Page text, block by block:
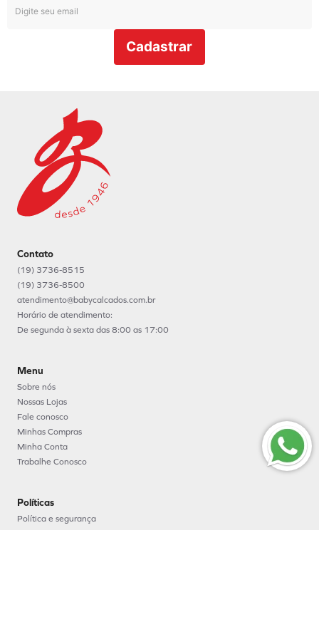
Cadastrar
Contato
(19) 3736-8515
(19) 3736-8500
atendimento@babycalcados.com.br
Horário de atendimento:
De segunda à sexta das 8:00 as 17:00
Menu
Sobre nós
Nossas Lojas
Fale conosco
Minhas Compras
Minha Conta
Trabalhe Conosco
Políticas
Política e segurança